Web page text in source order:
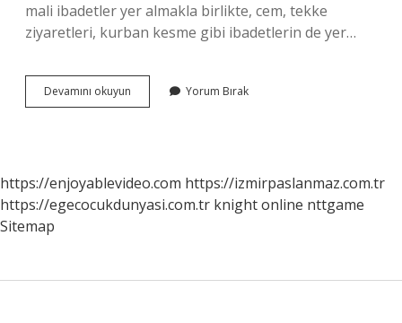
mali ibadetler yer almakla birlikte, cem, tekke
ziyaretleri, kurban kesme gibi ibadetlerin de yer…
Devamını okuyun
Namaz
Yorum Bırak
https://enjoyablevideo.com https://izmirpaslanmaz.com.tr
https://egecocukdunyasi.com.tr knight online nttgame
Sitemap